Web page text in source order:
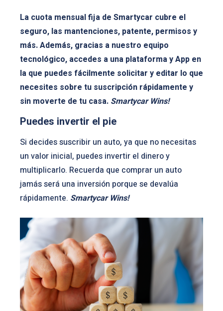
La cuota mensual fija de Smartycar cubre el
seguro, las mantenciones, patente, permisos y
más. Además, gracias a nuestro equipo
tecnológico, accedes a una plataforma y App en
la que puedes fácilmente solicitar y editar lo que
necesites sobre tu suscripción rápidamente y
sin moverte de tu casa. Smartycar Wins!
Puedes invertir el pie
Si decides suscribir un auto, ya que no necesitas
un valor inicial, puedes invertir el dinero y
multiplicarlo. Recuerda que comprar un auto
jamás será una inversión porque se devalúa
rápidamente. Smartycar Wins!